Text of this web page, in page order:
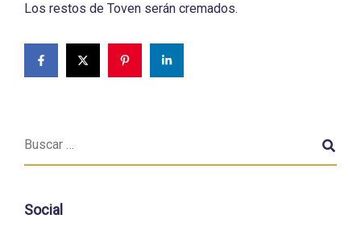
Los restos de Toven serán cremados.
Social